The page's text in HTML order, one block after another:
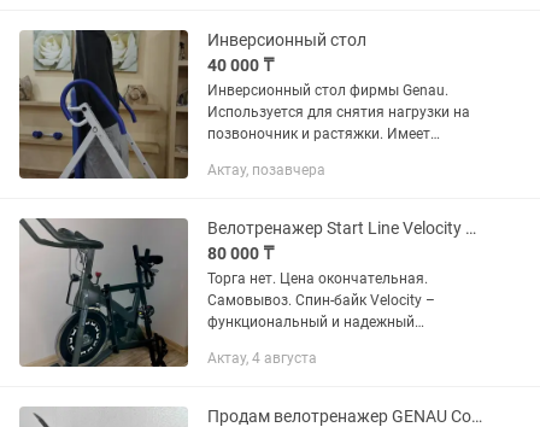
регулируется...
Инверсионный стол
40 000 ₸
Инверсионный стол фирмы Genau.
Используется для снятия нагрузки на
позвоночник и растяжки. Имеет
механизм фиксации ног для
наклона...
Актау, позавчера
Велотренажер Start Line Velocity SLF M5230
80 000 ₸
Торга нет. Цена окончательная.
Самовывоз. Спин-байк Velocity –
функциональный и надежный
домашнего тренинга. Он поможет
развивая...
Актау, 4 августа
Продам велотренажер GENAU Combo XT-750 гибридный